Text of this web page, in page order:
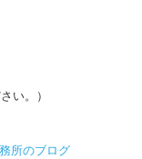
い。）
所のブログ